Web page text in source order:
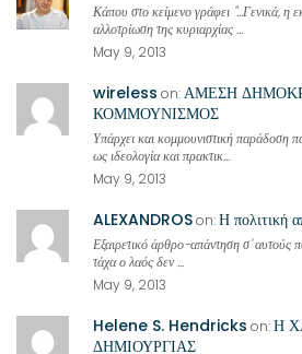
Κάπου στο κείμενο γράφει "...Γενικά, η
αλλοτρίωση της κυριαρχίας ...
May 9, 2013
wireless on:ΑΜΕΣΗ
ΚΟΜΜΟΥΝΙΣΜΟΣ
Υπάρχει και κομμουνιστική παράδοση
ως ιδεολογία και πρακτικ...
May 9, 2013
ALEXANDROSon:Η πολιτική
Εξαιρετικό άρθρο-απάντηση σ' αυτούς
τάχα ο λαός δεν ...
May 9, 2013
Helene S. Hendricks on:Η
ΔΗΜΙΟΥΡΓΙΑΣ